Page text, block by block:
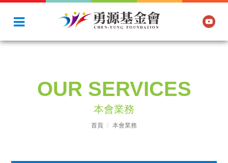
OUR SERVICES
本會業務
首頁 本會業務